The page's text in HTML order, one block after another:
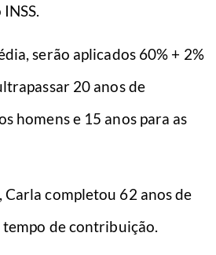
serão aplicados 60% + 2%
20 anos de
homens e 15 anos para as
Carla completou 62 anos de
tempo de contribuição.